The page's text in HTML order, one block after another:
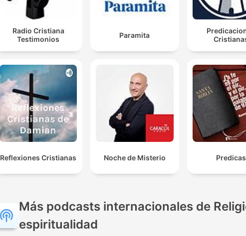
Radio Cristiana
Testimonios
Paramita
Reflexiones Cristianas Noche de Misterio Predicas
Más podcasts internacionales de
espiritualidad